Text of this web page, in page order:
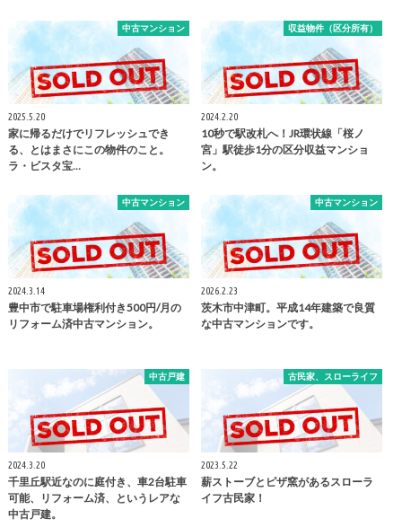
中古マンション
2025.5.20
家に帰るだけでリフレッシュでき
る、とはまさにこの物件のこと。
ラ・ビスタ宝…
収益物件（区分所有）
2024.2.20
10秒で駅改札へ！JR環状線「桜ノ
宮」駅徒歩1分の区分収益マンショ
ン。
中古マンション
2024.3.14
豊中市で駐車場権利付き500円/月の
リフォーム済中古マンション。
中古マンション
2026.2.23
茨木市中津町。平成14年建築で良質
な中古マンションです。
中古戸建
2024.3.20
千里丘駅近なのに庭付き、車2台駐車
可能、リフォーム済、というレアな
中古戸建。
古民家、スローライフ
2023.5.22
薪ストーブとピザ窯があるスローラ
イフ古民家！